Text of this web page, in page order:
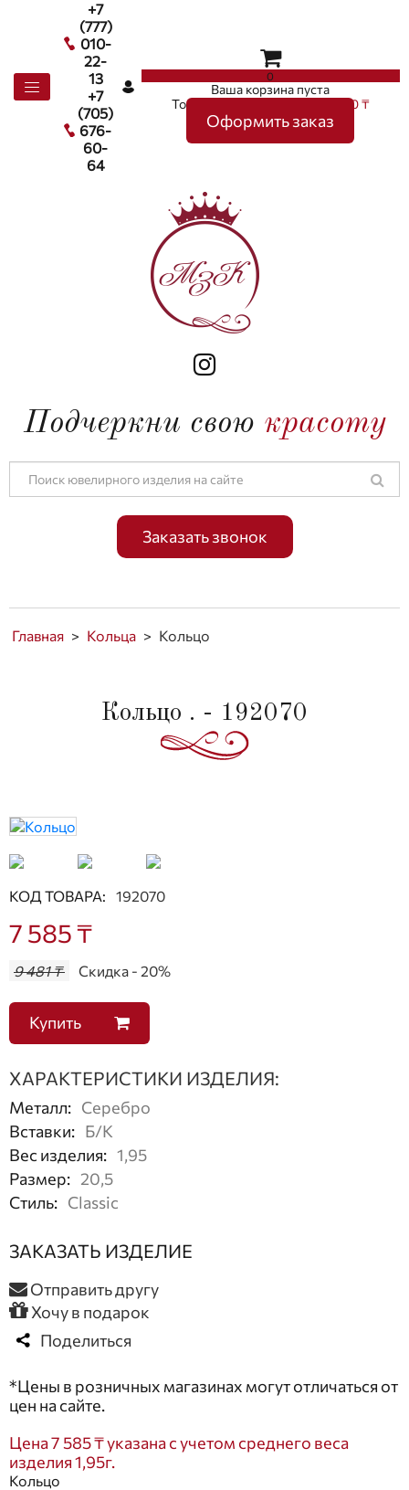
+7
(777)
010-
22-
13
+7
(705)
676-
60-
64
0
Ваша корзина пуста
Товаров в корзине
на сумму0 ₸
Оформить заказ
Подчеркни свою красоту
Заказать звонок
Главная > Кольца > Кольцо
Кольцо . - 192070
КОД ТОВАРА: 192070
7 585 ₸
9 481 ₸ Скидка - 20%
Купить
ХАРАКТЕРИСТИКИ ИЗДЕЛИЯ:
Металл: Серебро
Вставки: Б/К
Вес изделия: 1,95
Размер: 20,5
Стиль: Classic
ЗАКАЗАТЬ ИЗДЕЛИЕ
Отправить другу
Хочу в подарок
Поделиться
*Цены в розничных магазинах могут отличаться от
цен на сайте.
Цена 7 585 ₸ указана с учетом среднего веса
изделия 1,95г.
Кольцо